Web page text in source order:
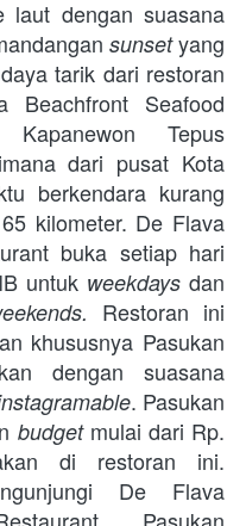
sunset yang
tarik dari restoran
Seafood
Tepus
dari pusat Kota
berkendara kurang
kilometer. De Flava
buka setiap hari
untuk weekdays dan
Restoran ini
khususnya Pasukan
. Pasukan
budget mulai dari Rp.
De Flava
, Pasukan